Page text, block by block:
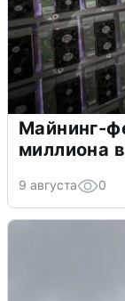
Майнинг-
миллиона
9 августа 0